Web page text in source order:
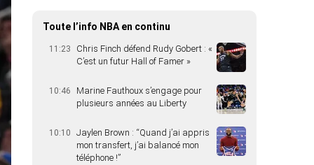
Toute l’info NBA en continu
11:23
Chris Finch défend Rudy Gobert : «
C’est un futur Hall of Famer »
10:46
Marine Fauthoux s’engage pour
plusieurs années au Liberty
10:10
Jaylen Brown : “Quand j’ai appris
mon transfert, j’ai balancé mon
téléphone !”